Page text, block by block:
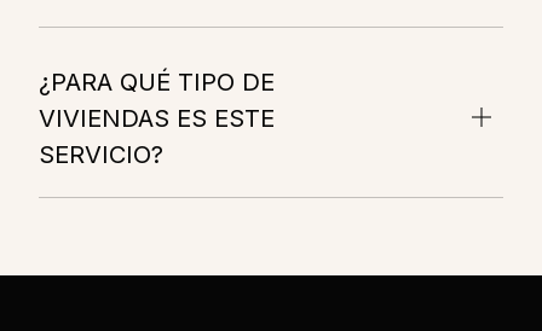
¿PARA QUÉ TIPO DE
VIVIENDAS ES ESTE
SERVICIO?